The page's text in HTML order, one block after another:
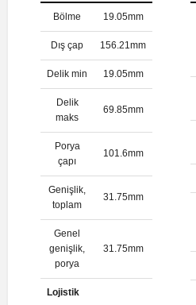
Bölme 19.05mm
Dış çap 156.21mm
Delik min 19.05mm
Delik
maks
69.85mm
Porya
çapı
101.6mm
Genişlik,
toplam
31.75mm
Genel
genişlik,
porya
31.75mm
Lojistik